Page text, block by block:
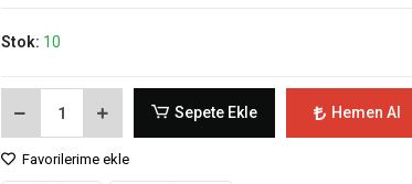
Stok: 10
Sepete Ekle Hemen Al
Favorilerime ekle